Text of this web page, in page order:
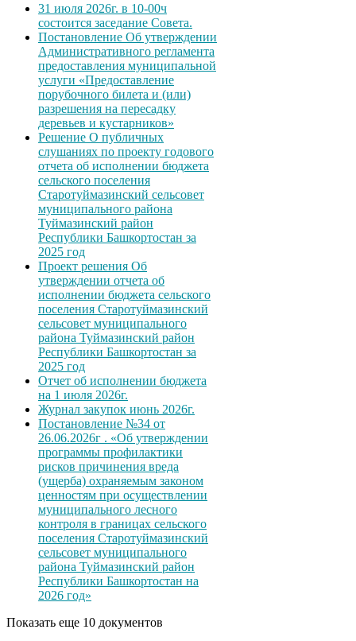
31 июля 2026г. в 10-00ч
состоится заседание Совета.
Постановление Об утверждении
Административного регламента
предоставления муниципальной
услуги «Предоставление
порубочного билета и (или)
разрешения на пересадку
деревьев и кустарников»
Решение О публичных
слушаниях по проекту годового
отчета об исполнении бюджета
сельского поселения
Старотуймазинский сельсовет
муниципального района
Туймазинский район
Республики Башкортостан за
2025 год
Проект решения Об
утверждении отчета об
исполнении бюджета сельского
поселения Старотуймазинский
сельсовет муниципального
района Туймазинский район
Республики Башкортостан за
2025 год
Отчет об исполнении бюджета
на 1 июля 2026г.
Журнал закупок июнь 2026г.
Постановление №34 от
26.06.2026г . «Об утверждении
программы профилактики
рисков причинения вреда
(ущерба) охраняемым законом
ценностям при осуществлении
муниципального лесного
контроля в границах сельского
поселения Старотуймазинский
сельсовет муниципального
района Туймазинский район
Республики Башкортостан на
2026 год»
Показать еще 10 документов